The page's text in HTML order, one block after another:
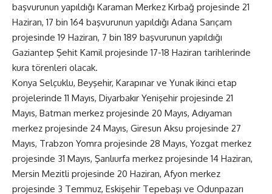
başvurunun yapıldığı Karaman Merkez Kırbağ projesinde 21
Haziran, 17 bin 164 başvurunun yapıldığı Adana Sarıçam
projesinde 19 Haziran, 7 bin 189 başvurunun yapıldığı
Gaziantep Şehit Kamil projesinde 17-18 Haziran tarihlerinde
kura törenleri olacak.
Konya Selçuklu, Beyşehir, Karapınar ve Yunak ikinci etap
projelerinde 11 Mayıs, Diyarbakır Yenişehir projesinde 21
Mayıs, Batman merkez projesinde 20 Mayıs, Adıyaman
merkez projesinde 24 Mayıs, Giresun Aksu projesinde 27
Mayıs, Trabzon Yomra projesinde 28 Mayıs, Yozgat merkez
projesinde 31 Mayıs, Şanlıurfa merkez projesinde 14 Haziran,
Mersin Mezitli projesinde 20 Haziran, Afyon merkez
projesinde 3 Temmuz, Eskişehir Tepebaşı ve Odunpazarı